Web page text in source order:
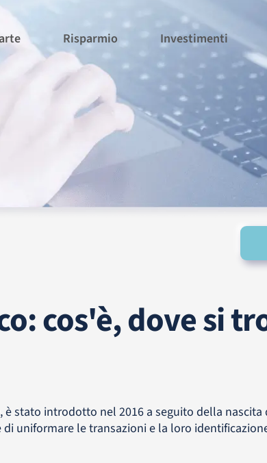
Risparmio Investimenti
cos'è, dove si
è stato introdotto nel 2016 a seguito della nascita
di uniformare le transazioni e la loro